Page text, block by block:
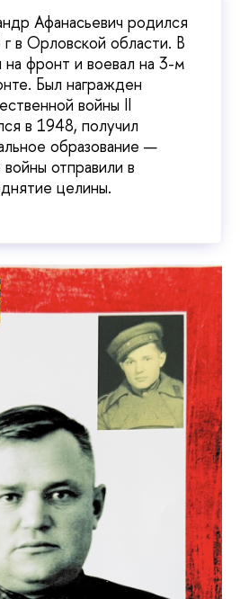
Афанасьевич родился
в Орловской области. В
фронт и воевал на 3-м
Был награжден
войны II
в 1948, получил
образование —
отправили в
целины.